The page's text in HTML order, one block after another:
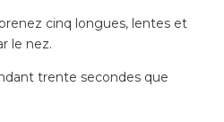
cinq longues, lentes et
le nez.
trente secondes que